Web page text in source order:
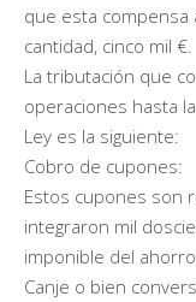
que esta
cantidad, cinco mil €.
La tributación que
operaciones hasta
Ley es la siguiente:
Cobro de cupones:
Estos cupones son
integraron mil
imponible del
Canje o bien